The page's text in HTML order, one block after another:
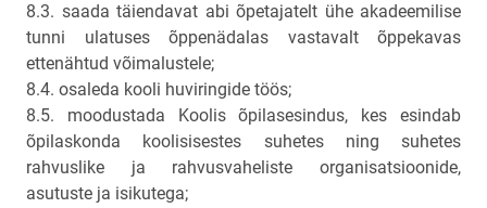
8.3. saada täiendavat abi õpetajatelt ühe akadeemilise
tunni ulatuses õppenädalas vastavalt õppekavas
ettenähtud võimalustele;
8.4. osaleda kooli huviringide töös;
8.5. moodustada Koolis õpilasesindus, kes esindab
õpilaskonda koolisisestes suhetes ning suhetes
rahvuslike ja rahvusvaheliste organisatsioonide,
asutuste ja isikutega;